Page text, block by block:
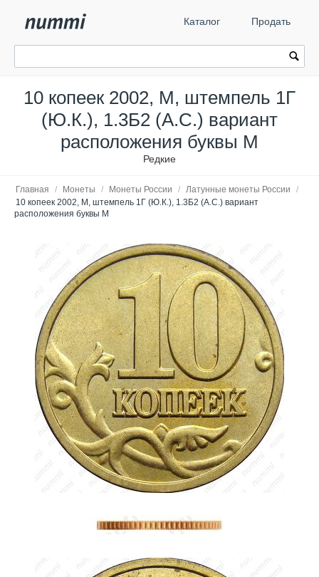
Каталог Продать
10 копеек 2002, М, штемпель 1Г
(Ю.К.), 1.3Б2 (А.С.) вариант
расположения буквы М
Редкие
Главная / Монеты / Монеты России / Латунные монеты России
/
10 копеек 2002, М, штемпель 1Г (Ю.К.), 1.3Б2 (А.С.) вариант
расположения буквы М